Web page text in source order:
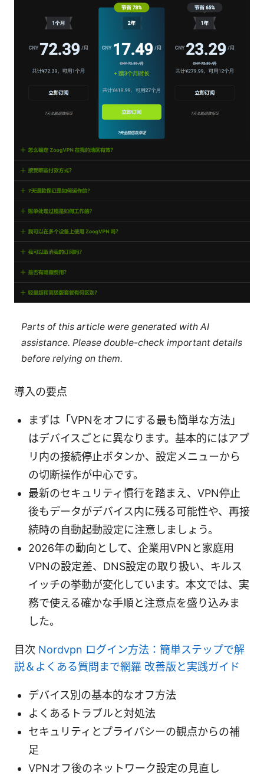
Parts of this article were generated with AI
assistance. Please double-check important details
before relying on them.
導入の要点
まずは「VPNをオフにする最も簡単な方法」
はデバイスごとに異なります。基本的にはアプ
リ内の接続停止ボタンか、設定メニューから
の切断操作が中心です。
最新のセキュリティ慣行を踏まえ、VPN停止
後もデータがデバイス内に残る可能性や、再接
続時の自動起動設定に注意しましょう。
2026年の動向として、企業用VPNと家庭用
VPNの設定差、DNS設定の取り扱い、キルス
イッチの挙動が変化しています。本文では、実
務で使える確かな手順と注意点を盛り込みま
した。
目次 Nordvpn ログイン方法：簡単ステップで解
説＆よくある質問まで網羅 改善版と実践ガイド
デバイス別の基本的なオフ方法
よくあるトラブルと対処法
セキュリティとプライバシーの観点からの補
足
VPNオフ後のネットワーク設定の見直し